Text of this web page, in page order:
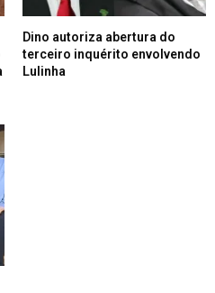
Dino autoriza abertura do
terceiro inquérito envolvendo
Lulinha